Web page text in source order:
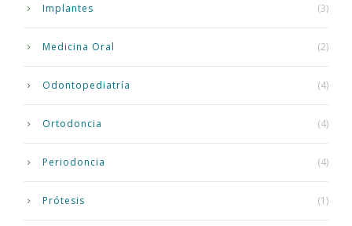
Implantes (3)
Medicina Oral (2)
Odontopediatría (4)
Ortodoncia (4)
Periodoncia (4)
Prótesis (1)